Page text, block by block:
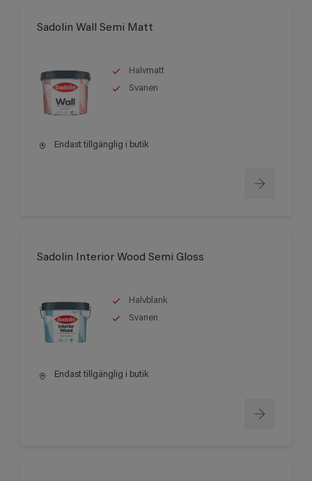
Sadolin Wall Semi Matt
Halvmatt
Svanen
Endast tillgänglig i butik
Sadolin Interior Wood Semi Gloss
Halvblank
Svanen
Endast tillgänglig i butik